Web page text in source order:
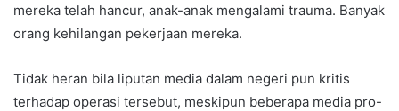
mereka telah hancur, anak-anak mengalami trauma. Banyak
orang kehilangan pekerjaan mereka.
Tidak heran bila liputan media dalam negeri pun kritis
terhadap operasi tersebut, meskipun beberapa media pro-